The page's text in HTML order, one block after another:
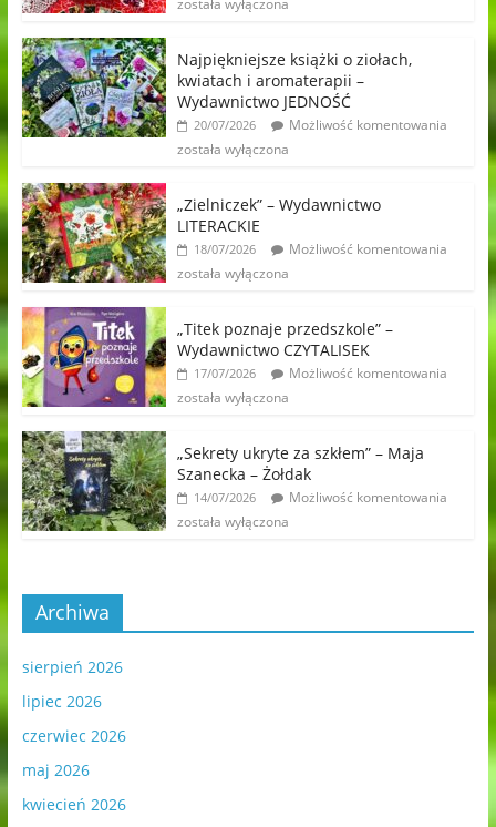
została wyłączona
Najpiękniejsze książki o ziołach,
kwiatach i aromaterapii –
Wydawnictwo JEDNOŚĆ
20/07/2026
Możliwość komentowania
została wyłączona
„Zielniczek” – Wydawnictwo
LITERACKIE
18/07/2026
Możliwość komentowania
została wyłączona
„Titek poznaje przedszkole” –
Wydawnictwo CZYTALISEK
17/07/2026
Możliwość komentowania
została wyłączona
„Sekrety ukryte za szkłem” – Maja
Szanecka – Żołdak
14/07/2026
Możliwość komentowania
została wyłączona
Archiwa
sierpień 2026
lipiec 2026
czerwiec 2026
maj 2026
kwiecień 2026